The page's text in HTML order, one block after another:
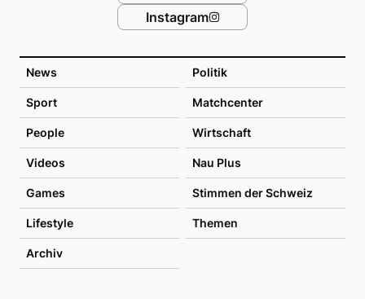
News Politik
Sport Matchcenter
People Wirtschaft
Videos Nau Plus
Games Stimmen der Schweiz
Lifestyle Themen
Archiv
Instagram